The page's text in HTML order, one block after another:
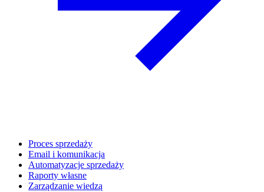
Proces sprzedaży
Email i komunikacja
Automatyzacje sprzedaży
Raporty własne
Zarządzanie wiedzą